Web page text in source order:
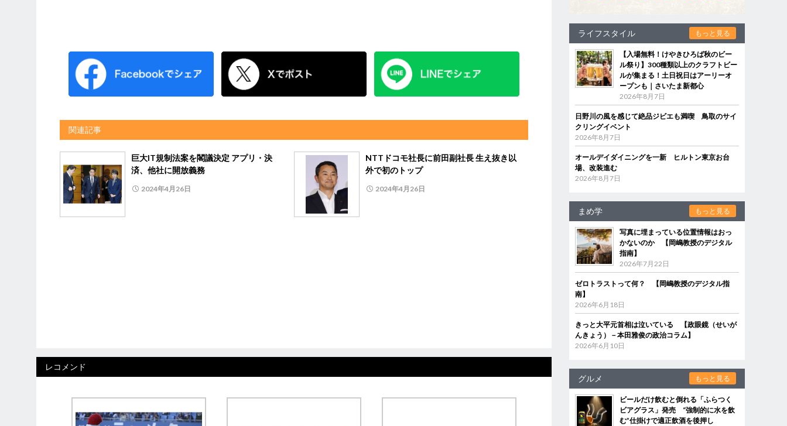
関連記事
巨大IT規制法案を閣議決定 アプリ・決
済、他社に開放義務
2024年4月26日
NTTドコモ社長に前田副社長 生え抜き以
外で初のトップ
2024年4月26日
レコメンド
ライフスタイル もっと見る
【入場無料！けやきひろば秋のビー
ル祭り】300種類以上のクラフトビー
ルが集まる！土日祝日はアーリーオ
ープンも｜さいたま新都心
2026年8月7日
日野川の風を感じて絶品ジビエも満喫 鳥取のサイ
クリングイベント
2026年8月7日
オールデイダイニングを一新 ヒルトン東京お台
場、改装進む
2026年8月7日
まめ学 もっと見る
写真に埋まっている位置情報はおっ
かないのか 【岡嶋教授のデジタル
指南】
2026年7月22日
ゼロトラストって何？ 【岡嶋教授のデジタル指
南】
2026年6月18日
きっと大平元首相は泣いている 【政眼鏡（せいが
んきょう）－本田雅俊の政治コラム】
2026年6月10日
グルメ もっと見る
ビールだけ飲むと倒れる「ふらつく
ビアグラス」発売 “強制的に水を飲
む”仕掛けで適正飲酒を後押し